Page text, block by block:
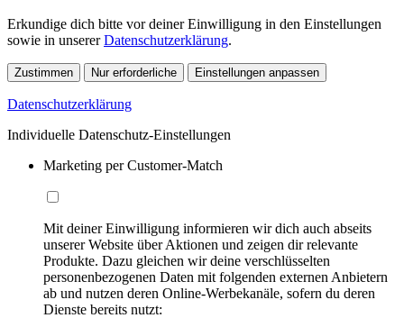
Erkundige dich bitte vor deiner Einwilligung in den Einstellungen
sowie in unsererDatenschutzerklärung.
Zustimmen Nur erforderliche Einstellungen anpassen
Datenschutzerklärung
Individuelle Datenschutz-Einstellungen
Marketing per Customer-Match
Mit deiner Einwilligung informieren wir dich auch abseits
unserer Website über Aktionen und zeigen dir relevante
Produkte. Dazu gleichen wir deine verschlüsselten
personenbezogenen Daten mit folgenden externen Anbietern
ab und nutzen deren Online-Werbekanäle, sofern du deren
Dienste bereits nutzt: